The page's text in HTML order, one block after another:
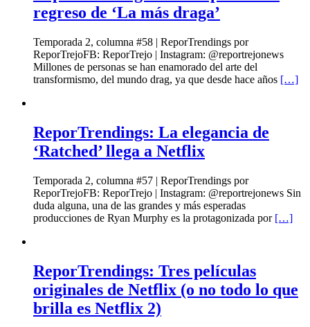
regreso de ‘La más draga’
Temporada 2, columna #58 | ReporTrendings por
ReporTrejoFB: ReporTrejo | Instagram: @reportrejonews
Millones de personas se han enamorado del arte del
transformismo, del mundo drag, ya que desde hace años […]
ReporTrendings: La elegancia de
‘Ratched’ llega a Netflix
Temporada 2, columna #57 | ReporTrendings por
ReporTrejoFB: ReporTrejo | Instagram: @reportrejonews Sin
duda alguna, una de las grandes y más esperadas
producciones de Ryan Murphy es la protagonizada por […]
ReporTrendings: Tres películas
originales de Netflix (o no todo lo que
brilla es Netflix 2)